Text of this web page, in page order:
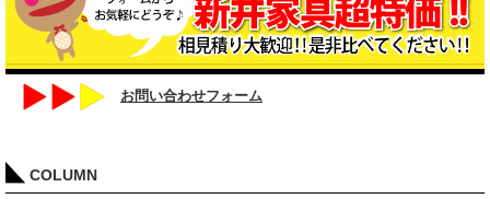
お問い合わせフォーム
COLUMN